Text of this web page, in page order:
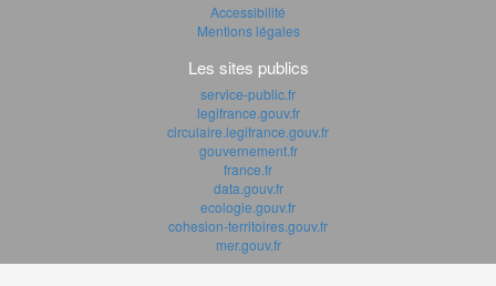
Accessibilité
Mentions légales
Les sites publics
service-public.fr
legifrance.gouv.fr
circulaire.legifrance.gouv.fr
gouvernement.fr
france.fr
data.gouv.fr
ecologie.gouv.fr
cohesion-territoires.gouv.fr
mer.gouv.fr